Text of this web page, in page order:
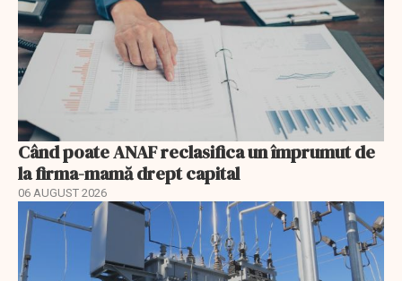
Când poate ANAF reclasifica un împrumut de
la firma-mamă drept capital
06 AUGUST 2026